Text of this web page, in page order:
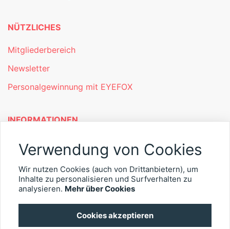
NÜTZLICHES
Mitgliederbereich
Newsletter
Personalgewinnung mit EYEFOX
INFORMATIONEN
Was ist EYEFOX – Ihre Möglichkeiten
Kontakt
Verwendung von Cookies
Wir nutzen Cookies (auch von Drittanbietern), um
Inhalte zu personalisieren und Surfverhalten zu
analysieren. Mehr über Cookies
Cookies akzeptieren